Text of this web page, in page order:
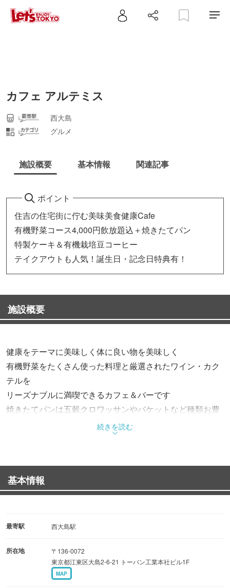
カフェ アルテミス
西大島
グルメ
施設概要 基本情報 関連記事
ポイント
住吉の住宅街に佇む美味美食健康Cafe
有機野菜コース4,000円飲放題込＋焼きたてパン
特製ケーキ＆有機栽培豆コーヒー
テイクアウトも人気！誕生日・記念日特典有！
施設概要
健康をテーマに美味しく体に良い物を美味しく
有機野菜をたくさん使った料理と厳選されたワイン・カク
テルを
リーズナブルに満喫できるカフェ＆バーです
焼きたてパンは五穀クロワッサンやバケットなど種類お豊
お持ち帰りのみもOK！テイクアウトやロッカーのみの使用
多目的にご利用頂けます！
★Cafe＆Restaurant2013年１月号092ページに掲載中★
●歓送迎会＆女子会・ママ会などに人気の有機野菜コース
～飲放題付きで4,000円～
●住吉猿江恩賜公園近く 個室有り
●有機栽培野菜で作る料理の数々300円～
続きを読む
基本情報
最寄駅 西大島駅
所在地
〒136-0072
東京都江東区大島2-6-21 トーバン工業本社ビル1F
MAP